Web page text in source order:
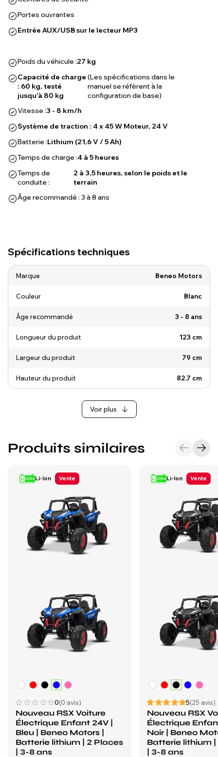
Portes ouvrantes
Entrée AUX/USB sur le lecteur MP3
Poids du véhicule :27 kg
Capacité de charge
: 60 kg, testé
jusqu'à 80 kg
(Les spécifications dans le
manuel se réfèrent à la
configuration de base)
Vitesse :3 - 8 km/h
Système de traction : 4 x 45 W Moteur, 24 V
Batterie :Lithium (21,6 V / 5 Ah)
Temps de charge :4 à 5 heures
Temps de
conduite :
2 à 3,5 heures, selon le poids et le
terrain
Âge recommandé : 3 à 8 ans
Spécifications techniques
Marque Beneo Motors
Couleur Blanc
Âge recommandé 3 - 8 ans
Longueur du produit 123 cm
Largeur du produit 79 cm
Hauteur du produit 82.7 cm
Voir plus
Produits similaires
Li-Ion Vente
0(0 avis)
Nouveau RSX Voiture
Électrique Enfant 24V |
Bleu | Beneo Motors |
Batterie lithium | 2 Places
| 3-8 ans
Li-Ion Vente
5(25 avis)
Nouveau RSX
Électrique
Noir | Beneo
Batterie lithium |
| 3-8 ans